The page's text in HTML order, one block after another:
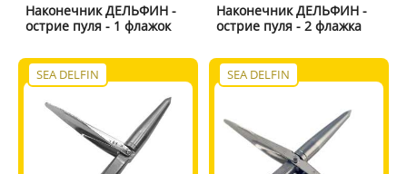
Наконечник ДЕЛЬФИН -
острие пуля - 1 флажок
Наконечник ДЕЛЬФИН -
острие пуля - 2 флажка
SEA DELFIN SEA DELFIN